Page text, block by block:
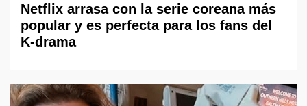
Netflix arrasa con la serie coreana más
popular y es perfecta para los fans del
K-drama